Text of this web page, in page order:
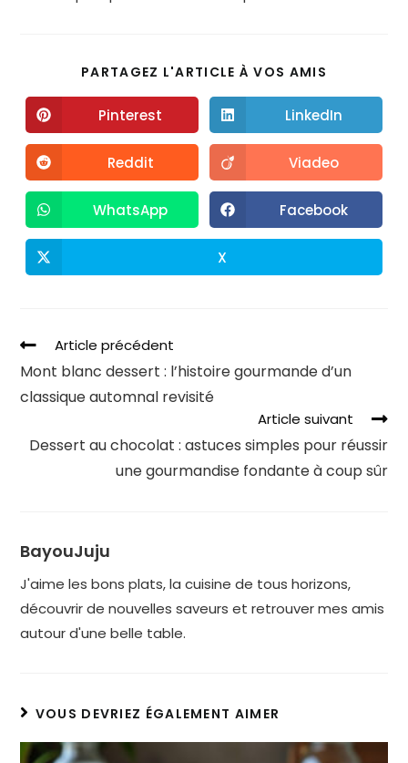
PARTAGEZ L'ARTICLE À VOS AMIS
Pinterest LinkedIn
Reddit Viadeo
WhatsApp Facebook
X
Article précédent
Mont blanc dessert : l’histoire gourmande d’un
classique automnal revisité
Article suivant
Dessert au chocolat : astuces simples pour réussir
une gourmandise fondante à coup sûr
BayouJuju
J'aime les bons plats, la cuisine de tous horizons,
découvrir de nouvelles saveurs et retrouver mes amis
autour d'une belle table.
VOUS DEVRIEZ ÉGALEMENT AIMER